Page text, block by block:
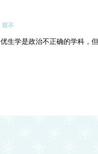
双不
优生学是政治不正确的学科，